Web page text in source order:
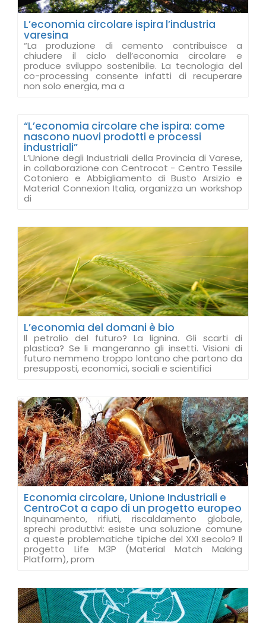
L’economia circolare ispira l’industria
varesina
“La produzione di cemento contribuisce a
chiudere il ciclo dell’economia circolare e
produce sviluppo sostenibile. La tecnologia del
co-processing consente infatti di recuperare
non solo energia, ma a
“L’economia circolare che ispira: come
nascono nuovi prodotti e processi
industriali”
L’Unione degli Industriali della Provincia di Varese,
in collaborazione con Centrocot - Centro Tessile
Cotoniero e Abbigliamento di Busto Arsizio e
Material Connexion Italia, organizza un workshop
di
L’economia del domani è bio
Il petrolio del futuro? La lignina. Gli scarti di
plastica? Se li mangeranno gli insetti. Visioni di
futuro nemmeno troppo lontano che partono da
presupposti, economici, sociali e scientifici
Economia circolare, Unione Industriali e
CentroCot a capo di un progetto europeo
Inquinamento, rifiuti, riscaldamento globale,
sprechi produttivi: esiste una soluzione comune
a queste problematiche tipiche del XXI secolo? Il
progetto Life M3P (Material Match Making
Platform), prom